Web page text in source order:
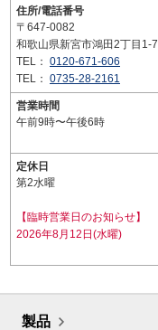
住所/電話番号
〒647-0082
和歌山県新宮市鴻田2丁目1-7
TEL： 0120-671-606
TEL： 0735-28-2161
営業時間
午前9時〜午後6時
定休日
第2水曜
【臨時営業日のお知らせ】
2026年8月12日(水曜)
製品